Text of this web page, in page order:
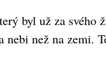
byl už za svého
nebi než na zemi.